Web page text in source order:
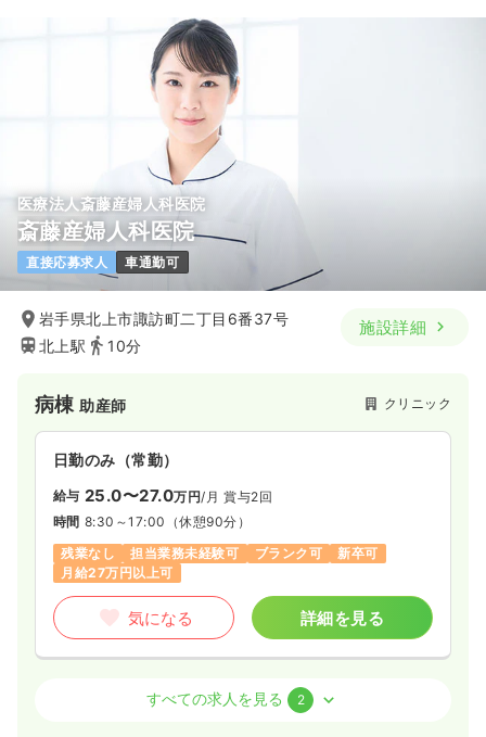
医療法人斎藤産婦人科医院
斎藤産婦人科医院
直接応募求人 車通勤可
岩手県北上市諏訪町二丁目6番37号
北上駅
10分
施設詳細
病棟 助産師 クリニック
日勤のみ（常勤）
給与 25.0〜27.0万円/月 賞与2回
時間 8:30～17:00 （休憩90分）
残業なし
担当業務未経験可 ブランク可
新卒可
月給27万円以上可
気になる 詳細を見る
正・准看護師すべての求人を見る 2